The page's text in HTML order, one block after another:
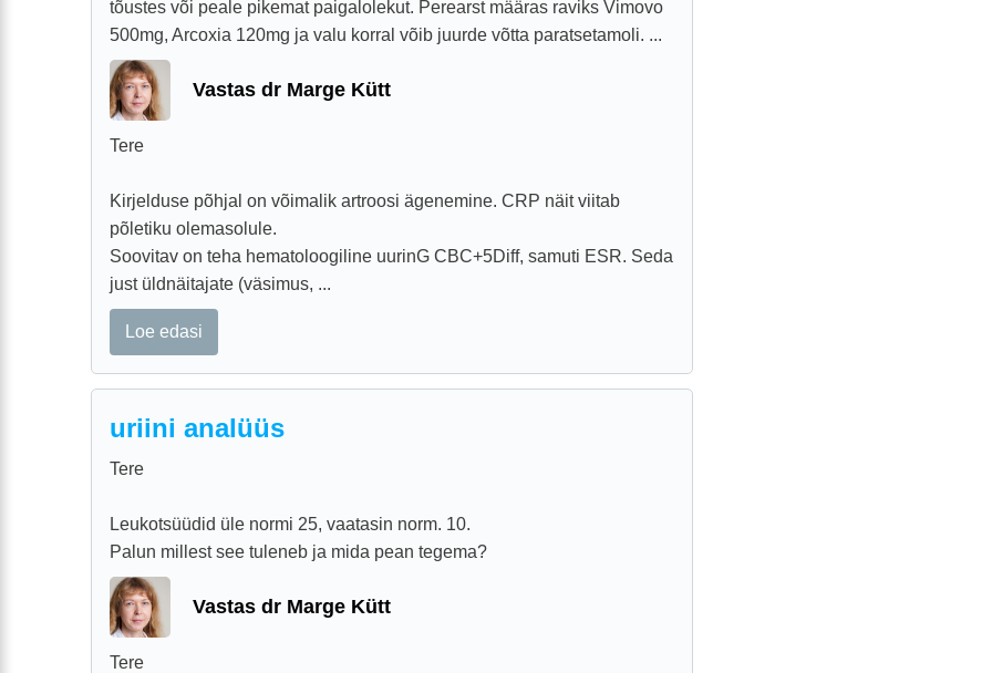
tõustes või peale pikemat paigalolekut. Perearst määras raviks Vimovo
500mg, Arcoxia 120mg ja valu korral võib juurde võtta paratsetamoli. ...
Vastas dr Marge Kütt
Tere
Kirjelduse põhjal on võimalik artroosi ägenemine. CRP näit viitab
põletiku olemasolule.
Soovitav on teha hematoloogiline uurinG CBC+5Diff, samuti ESR. Seda
just üldnäitajate (väsimus, ...
Loe edasi
uriini analüüs
Tere
Leukotsüüdid üle normi 25, vaatasin norm. 10.
Palun millest see tuleneb ja mida pean tegema?
Vastas dr Marge Kütt
Tere